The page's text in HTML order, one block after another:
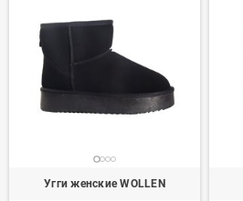
Угги женские WOLLEN